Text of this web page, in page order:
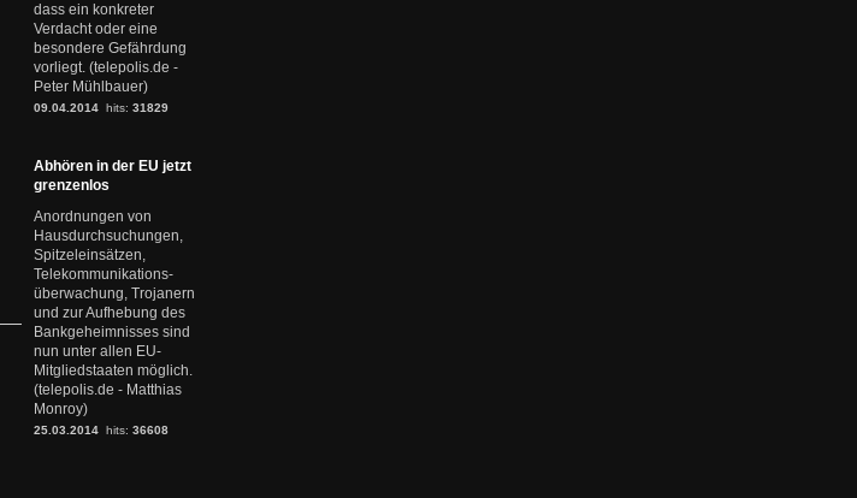
dass ein konkreter
Verdacht oder eine
besondere Gefährdung
vorliegt. (telepolis.de -
Peter Mühlbauer)
09.04.2014 hits: 31829
Abhören in der EU jetzt
grenzenlos
Anordnungen von
Hausdurchsuchungen,
Spitzeleinsätzen,
Telekommunikations-
überwachung, Trojanern
und zur Aufhebung des
Bankgeheimnisses sind
nun unter allen EU-
Mitgliedstaaten möglich.
(telepolis.de - Matthias
Monroy)
25.03.2014 hits: 36608